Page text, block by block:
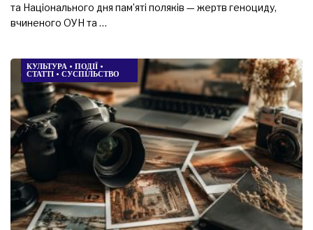
та Національного дня пам’яті поляків — жертв геноциду,
вчиненого ОУН та …
КУЛЬТУРА • ПОДІЇ •
СТАТТІ • СУСПІЛЬСТВО